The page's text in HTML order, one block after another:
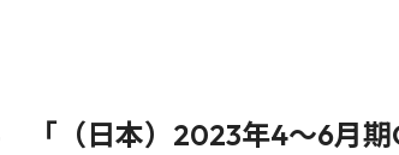
（日本）2023年4～6月期